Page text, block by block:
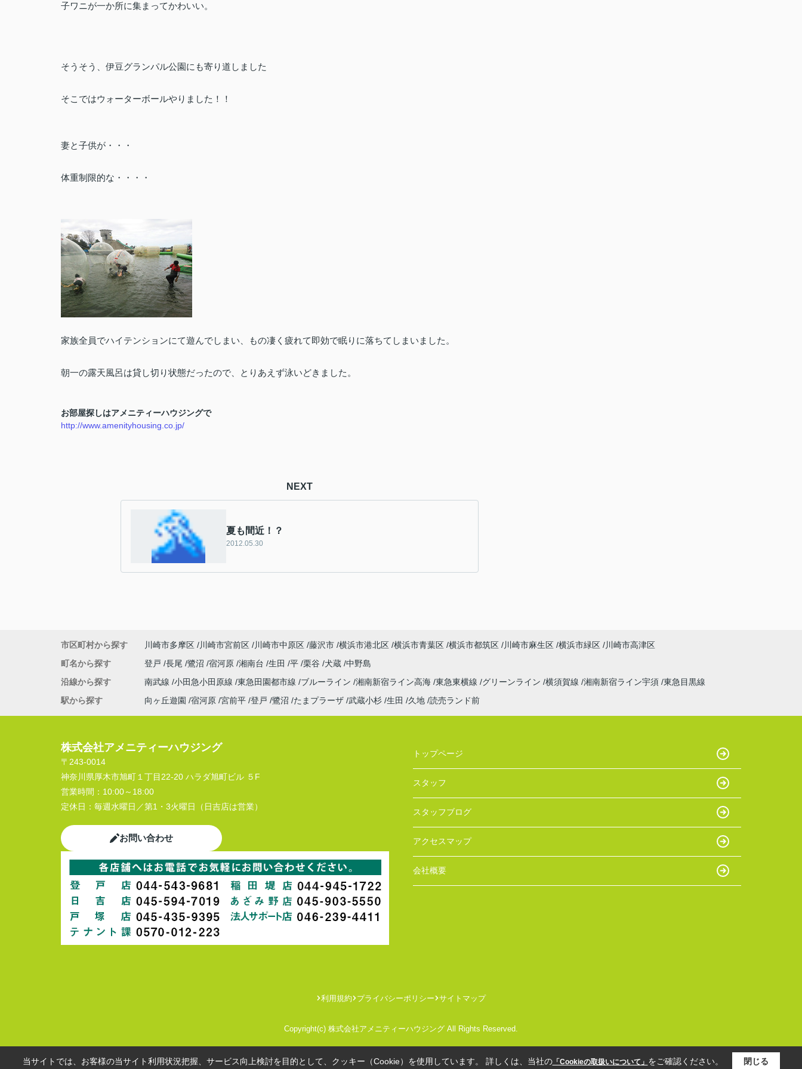
子ワニが一か所に集まってかわいい。
そうそう、伊豆グランパル公園にも寄り道しました
そこではウォーターボールやりました！！
妻と子供が・・・
体重制限的な・・・・
家族全員でハイテンションにて遊んでしまい、もの凄く疲れて即効で眠りに落ちてしまいました。
朝一の露天風呂は貸し切り状態だったので、とりあえず泳いどきました。
お部屋探しはアメニティーハウジングで
http://www.amenityhousing.co.jp/
NEXT
夏も間近！？
2012.05.30
市区町村から探す 川崎市多摩区 川崎市宮前区 川崎市中原区 藤沢市 横浜市港北区 横浜市青葉区 横浜市都筑区 川崎市麻生区 横浜市緑区
川崎市高津区
町名から探す
登戸 長尾 鷺沼 宿河原 湘南台 生田 平 栗谷 犬蔵 中野島
沿線から探す
南武線 小田急小田原線 東急田園都市線 ブルーライン 湘南新宿ライン高海 東急東横線 グリーンライン 横須賀線 湘南新宿ライン宇須 東急目黒線
駅から探す
向ヶ丘遊園 宿河原 宮前平 登戸 鷺沼 たまプラーザ 武蔵小杉 生田 久地 読売ランド前
株式会社アメニティーハウジング
〒243-0014
神奈川県厚木市旭町１丁目22-20 ハラダ旭町ビル ５F
営業時間： 10:00～18:00
定休日： 毎週水曜日／第1・3火曜日（日吉店は営業）
お問い合わせ
トップページ
スタッフ
スタッフブログ
アクセスマップ
会社概要
利用規約 プライバシーポリシー サイトマップ
Copyright(c) 株式会社アメニティーハウジング All Rights Reserved.
当サイトでは、お客様の当サイト利用状況把握、サービス向上検討を目的として、クッキー（Cookie）を使用しています。 詳しくは、当社の「Cookieの取扱いについて」 をご確認ください。 閉じる